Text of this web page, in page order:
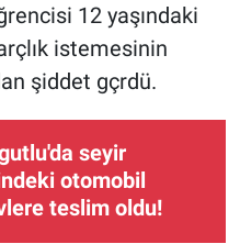
12 yaşındaki
istemesinin
şiddet gçrdü.
seyir
otomobil
teslim oldu!